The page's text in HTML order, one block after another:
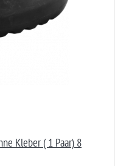
Kleber ( 1 Paar) 8